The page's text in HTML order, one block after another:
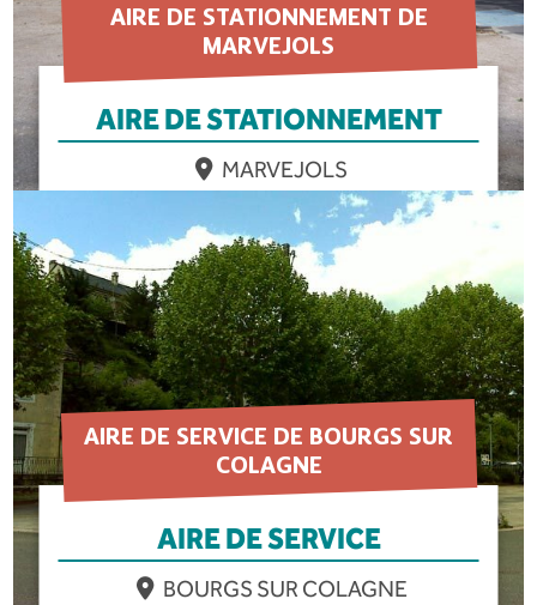
AIRE DE STATIONNEMENT DE
MARVEJOLS
AIRE DE STATIONNEMENT
MARVEJOLS
EN SAVOIR PLUS
AIRE DE SERVICE DE BOURGS SUR
COLAGNE
AIRE DE SERVICE
BOURGS SUR COLAGNE